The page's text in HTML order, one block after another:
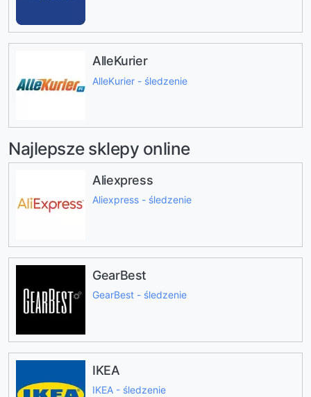
AlleKurier
AlleKurier - śledzenie
Najlepsze sklepy online
Aliexpress
Aliexpress - śledzenie
GearBest
GearBest - śledzenie
IKEA
IKEA - śledzenie